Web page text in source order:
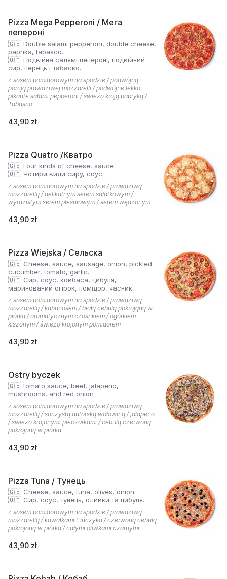
Pizza Mega Pepperoni / Мега
пепероні
🇬🇧 Double salami pepperoni, double cheese,
paprika, tabasco.
🇺🇦 Подвійна салямі пепероні, подвійний
сир, перець і табаско.
z sosem pomidorowym na spodzie / podwójną
porcją prawdziwej mozzarelli / podwójne lekko
pikante salami pepperoni / świeżo kroją papryką /
Tabasco
43,90 zł
Pizza Quatro /Кватро
🇬🇧 Four kinds of cheese, sauce.
🇺🇦 Чотири види сиру, соус.
z sosem pomidorowym na spodzie / prawdziwą
mozzarellą / delikatnym serem sałatkowym /
wyrazistym serem pleśniowym / serem wędzonym
43,90 zł
Pizza Wiejska / Сельска
🇬🇧 Cheese, sauce, sausage, onion, pickled
cucumber, tomato, garlic.
🇺🇦 Сир, соус, ковбаса, цибуля,
маринований огірок, помідор, часник.
z sosem pomidorowym na spodzie / prawdziwą
mozzarellą / kabanosem / białą cebulą pokrojąną w
piórka / aromatycznym czosnkiem / ogórkiem
kiszonym / świeżo krojonym pomidorem
43,90 zł
Ostry byczek
🇬🇧 tomato sauce, beef, jalapeno,
mushrooms, and red onion
z sosem pomidorowym na spodzie / prawdziwą
mozzarellą / soczystą autorską wołowiną / jalapeno
/ świeżo krojonymi pieczarkami / cebulą czerwoną
pokrojoną w piórka
43,90 zł
Pizza Tuna / Тунець
🇬🇧 Cheese, sauce, tuna, olives, onion.
🇺🇦 Сир, соус, тунець, оливки та цибуля.
z sosem pomidorowym na spodzie / prawdziwą
mozzarellą / kawałkami tuńczyka / czerwoną cebulą
pokrojoną w piórka / całymi oliwkami czarnymi
43,90 zł